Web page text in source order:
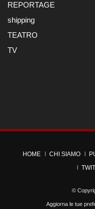
REPORTAGE
shipping
TEATRO
TV
HOME CHI SIAMO
©
Aggiorna le tue